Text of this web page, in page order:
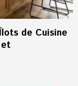
de Cuisine
et